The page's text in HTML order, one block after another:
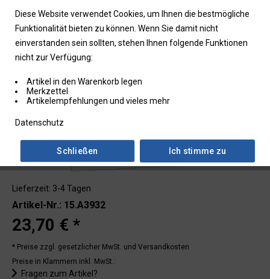
langnachleuchtend
Lieferzeit: 3-4 Tagen
Artikel-Nr.: 15.A3932
23,70 € *
* Preise zzgl. gesetzlicher MwSt. und Versandkosten
Preise in Klammern inkl. MwSt.:
Fragen zum Artikel?
Diese Website verwendet Cookies, um Ihnen die bestmögliche
Funktionalität bieten zu können. Wenn Sie damit nicht
einverstanden sein sollten, stehen Ihnen folgende Funktionen
nicht zur Verfügung:
Artikel in den Warenkorb legen
Merkzettel
Artikelempfehlungen und vieles mehr
Datenschutz
Ich stimme zu
Schließen